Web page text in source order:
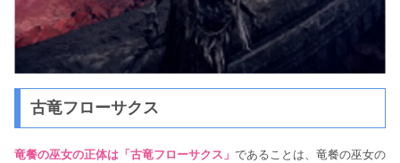
古竜フローサクス
竜餐の巫女の正体は「古竜フローサクス」 であることは、竜餐の巫女の